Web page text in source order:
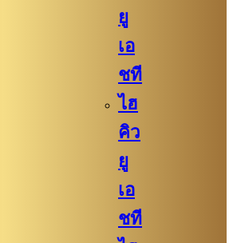
ยู
เอ
ชที
ไฮ
คิว
ยู
เอ
ชที